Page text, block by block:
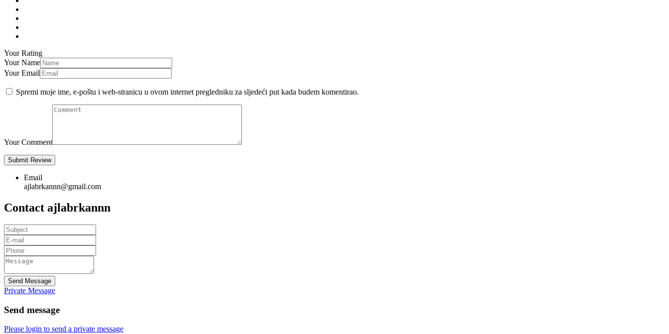
Your Rating
Your Name
Your Email
Spremi moje ime, e-poštu i web-stranicu u ovom internet pregledniku za sljedeći put kada budem komentirao.
Your Comment
Email
ajlabrkannn@gmail.com
Contact ajlabrkannn
Send Message
Private Message
Send message
Please login to send a private message